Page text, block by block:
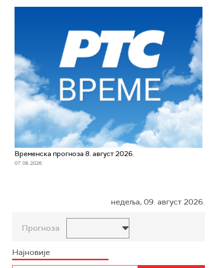
Временска прогноза 8. август 2026.
07. 08. 2026.
недеља, 09. август 2026.
Прогноза
Најновије